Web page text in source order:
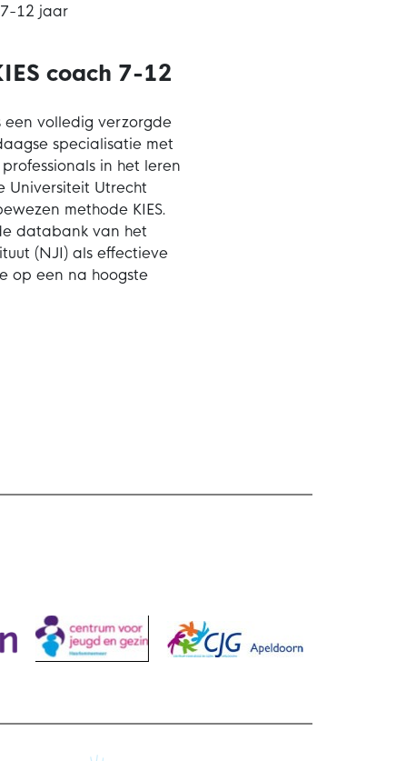
12 jaar
coach 7-12
een volledig verzorgde
specialisatie met
in het leren
Universiteit Utrecht
methode KIES.
databank van het
(NJI) als effectieve
op een na hoogste